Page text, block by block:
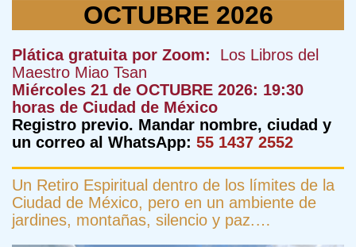
OCTUBRE 2026
Plática gratuita por Zoom:
Los Libros del
Maestro Miao Tsan
Miércoles 21 de OCTUBRE 2026: 19:30
horas de Ciudad de México
Registro previo. Mandar nombre, ciudad y
un correo al WhatsApp: 55 1437 2552
Un Retiro Espiritual dentro de los límites de la
Ciudad de México, pero en un ambiente de
jardines, montañas, silencio y paz.…